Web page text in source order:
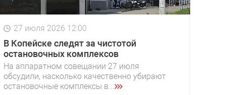
27 июля 2026 12:00
В Копейске следят за чистотой
остановочных комплексов
На аппаратном совещании 27 июля
обсудили, насколько качественно убирают
остановочные комплексы в...